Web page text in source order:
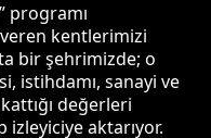
programı
kentlerimizi
bir şehrimizde; o
istihdamı, sanayi ve
değerleri
izleyiciye aktarıyor.